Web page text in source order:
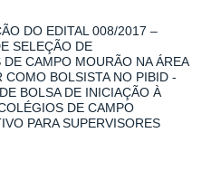
DO EDITAL 008/2017 –
SELEÇÃO DE
CAMPO MOURÃO NA ÁREA
COMO BOLSISTA NO PIBID -
BOLSA DE INICIAÇÃO À
DE CAMPO
PARA SUPERVISORES